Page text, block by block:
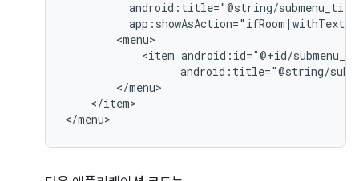
app:showAsAction="ifRoom|withText"
<item
android:title="@string/
</item>
</menu>